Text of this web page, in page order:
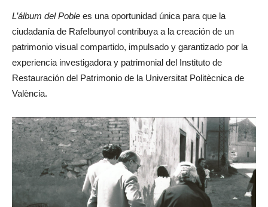
L’álbum del Poble es una oportunidad única para que la
ciudadanía de Rafelbunyol contribuya a la creación de un
patrimonio visual compartido, impulsado y garantizado por la
experiencia investigadora y patrimonial del Instituto de
Restauración del Patrimonio de la Universitat Politècnica de
València.